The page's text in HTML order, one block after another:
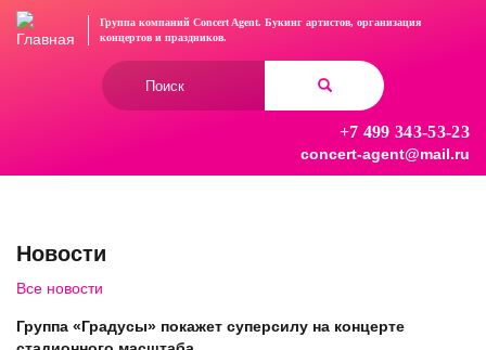
Перейти
Группа компаний Concert Agent. Букинг артистов, организация
концертови праздников.
+7 499 343-53-23
concert-agent@mail.ru
Новости
Все новости
Группа «Градусы» покажет суперсилу на концерте